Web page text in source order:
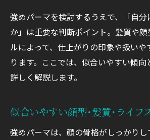
強めパーマを検討するうえで、「自分
か」は重要な判断ポイント。髪質や
ルによって、仕上がりの印象や扱い
ります。ここでは、似合いやすい傾
詳しく解説します。
似合いやすい顔型･髪質･ライフ
強めパーマは、顔の骨格がしっかり